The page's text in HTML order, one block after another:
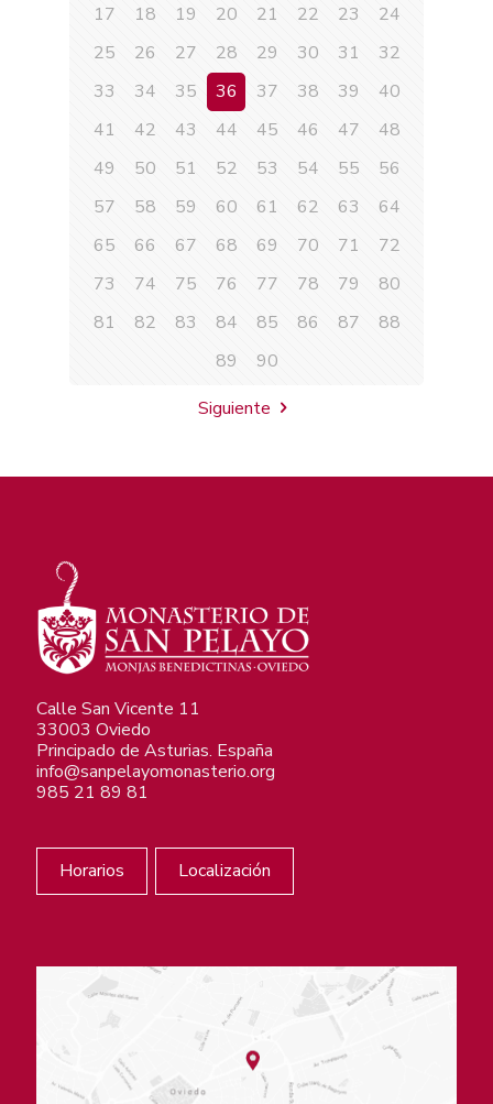
17
18 19 20 21 22 23
24
25
26 27 28 29 30 31
32
33
34 35 36 37 38 39
40
41
42 43 44 45 46 47
48
49
50 51 52 53 54 55
56
57
58 59 60 61 62 63
64
65
66 67 68 69 70 71
72
73
74 75 76 77 78 79
80
81
82 83 84 85 86 87
88
89
90
Siguiente
Calle San Vicente 11
33003 Oviedo
Principado de Asturias. España
info@sanpelayomonasterio.org
985 21 89 81
Horarios Localización